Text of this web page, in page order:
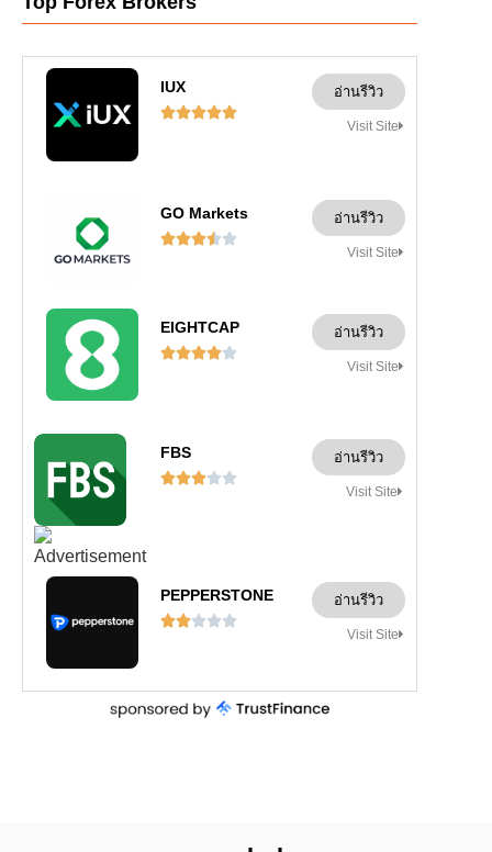
IUX

อ่านรีวิว
Visit Site
GO Markets

อ่านรีวิว
Visit Site
EIGHTCAP

อ่านรีวิว
Visit Site
FBS

อ่านรีวิว
Visit Site
PEPPERSTONE

อ่านรีวิว
Visit Site